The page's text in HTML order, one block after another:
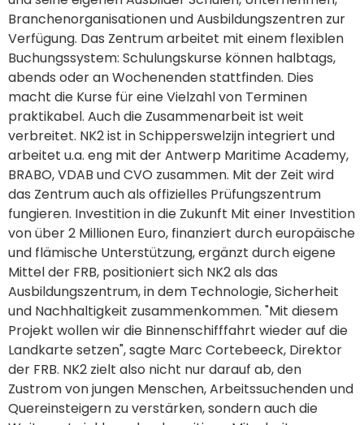
Branchenorganisationen und Ausbildungszentren zur
Verfügung. Das Zentrum arbeitet mit einem flexiblen
Buchungssystem: Schulungskurse können halbtags,
abends oder an Wochenenden stattfinden. Dies
macht die Kurse für eine Vielzahl von Terminen
praktikabel. Auch die Zusammenarbeit ist weit
verbreitet. NK2 ist in Schipperswelzijn integriert und
arbeitet u.a. eng mit der Antwerp Maritime Academy,
BRABO, VDAB und CVO zusammen. Mit der Zeit wird
das Zentrum auch als offizielles Prüfungszentrum
fungieren. Investition in die Zukunft Mit einer Investition
von über 2 Millionen Euro, finanziert durch europäische
und flämische Unterstützung, ergänzt durch eigene
Mittel der FRB, positioniert sich NK2 als das
Ausbildungszentrum, in dem Technologie, Sicherheit
und Nachhaltigkeit zusammenkommen. "Mit diesem
Projekt wollen wir die Binnenschifffahrt wieder auf die
Landkarte setzen", sagte Marc Cortebeeck, Direktor
der FRB. NK2 zielt also nicht nur darauf ab, den
Zustrom von jungen Menschen, Arbeitssuchenden und
Quereinsteigern zu verstärken, sondern auch die